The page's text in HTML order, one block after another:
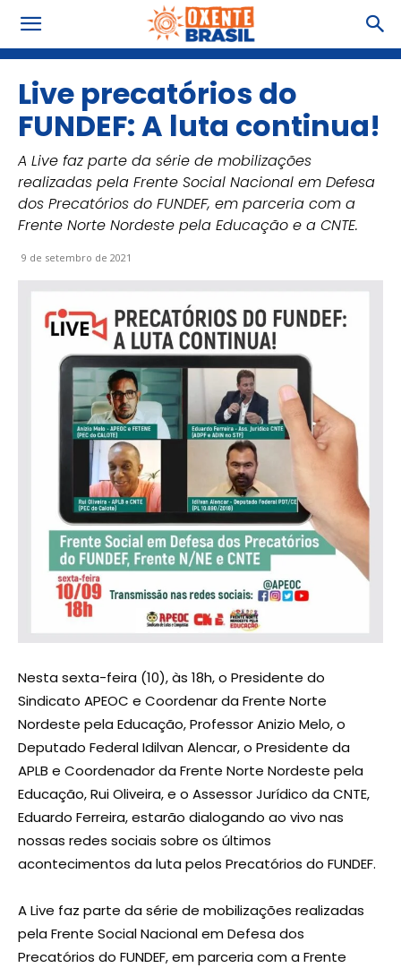
Live precatórios do
FUNDEF: A luta continua!
A Live faz parte da série de mobilizações
realizadas pela Frente Social Nacional em Defesa
dos Precatórios do FUNDEF, em parceria com a
Frente Norte Nordeste pela Educação e a CNTE.
9 de setembro de 2021
Nesta sexta-feira (10), às 18h, o Presidente do
Sindicato APEOC e Coordenar da Frente Norte
Nordeste pela Educação, Professor Anizio Melo, o
Deputado Federal Idilvan Alencar, o Presidente da
APLB e Coordenador da Frente Norte Nordeste pela
Educação, Rui Oliveira, e o Assessor Jurídico da CNTE,
Eduardo Ferreira, estarão dialogando ao vivo nas
nossas redes sociais sobre os últimos
acontecimentos da luta pelos Precatórios do FUNDEF.
A Live faz parte da série de mobilizações realizadas
pela Frente Social Nacional em Defesa dos
Precatórios do FUNDEF, em parceria com a Frente